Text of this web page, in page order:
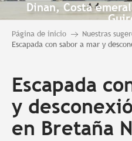
Dinan, Costa
Página de inicio
Nuestras
Escapada con sabor a mar y
Escapada
y
en Bretaña